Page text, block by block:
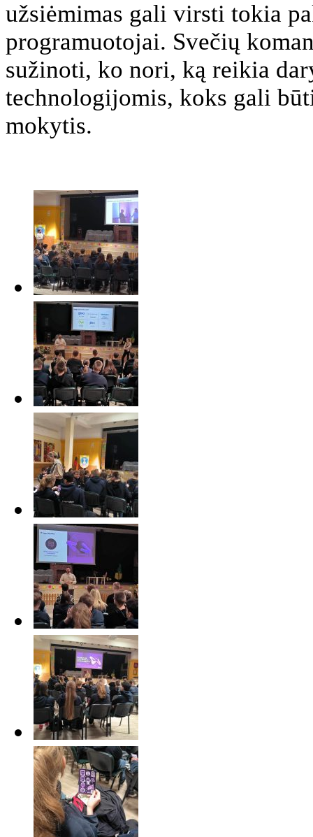
užsiėmimas gali virsti tokia
programuotojai. Svečių
sužinoti, ko nori, ką reikia
technologijomis, koks gali
mokytis.